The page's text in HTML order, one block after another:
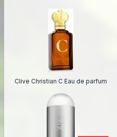
Clive Christian C Eau de parfum